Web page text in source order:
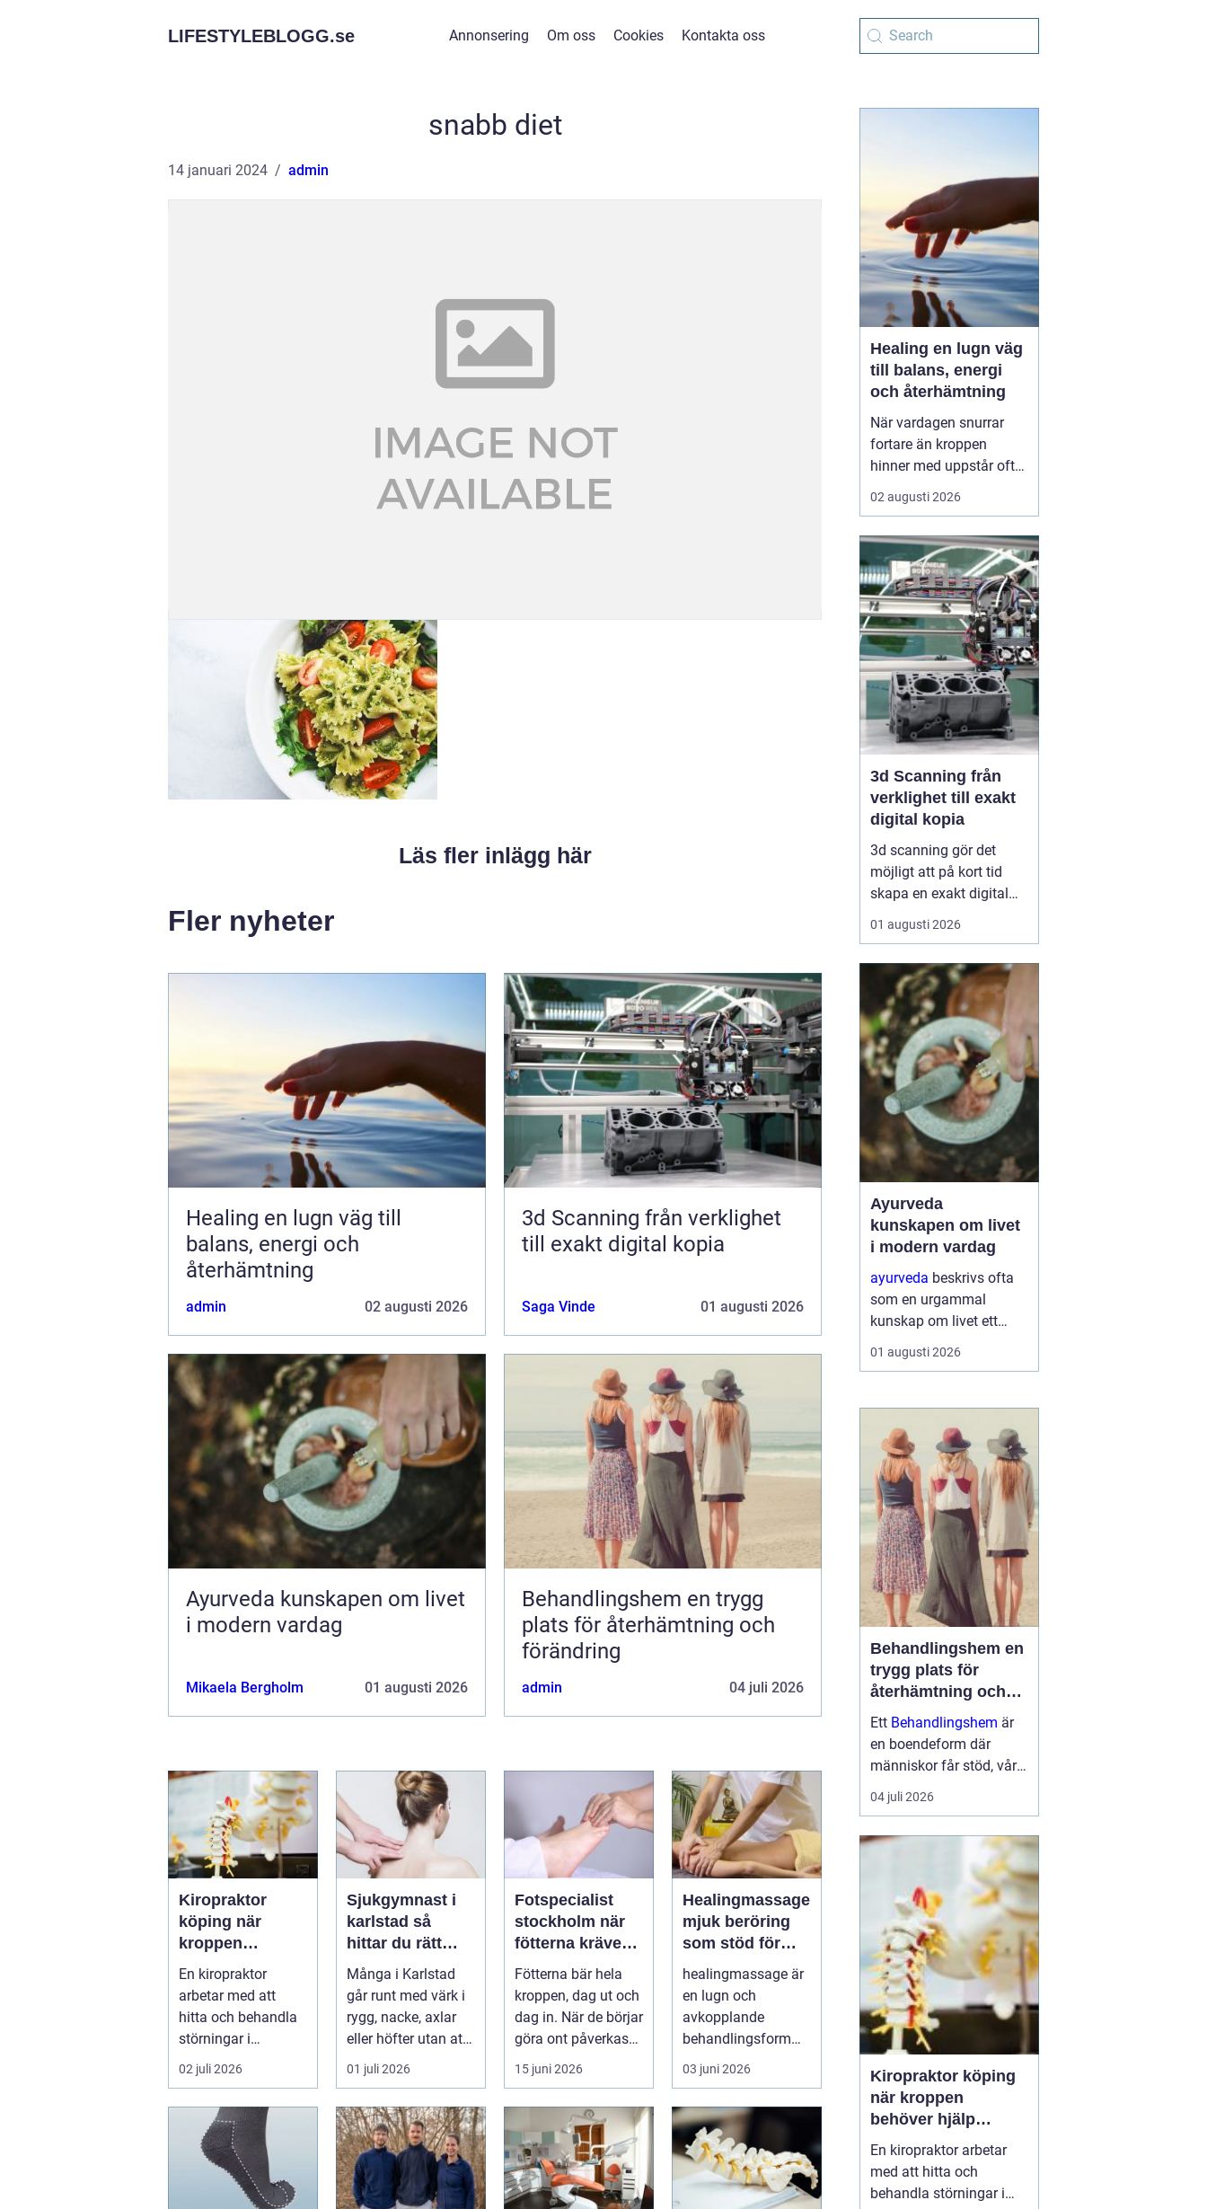
LIFESTYLEBLOGG.se Annonsering Om oss Cookies Kontakta oss
snabb diet
14 januari 2024 admin
Läs fler inlägg här
Fler nyheter
Healing en lugn väg till
balans, energi och
återhämtning
admin 02 augusti 2026
3d Scanning från verklighet
till exakt digital kopia
Saga Vinde 01 augusti 2026
Ayurveda kunskapen om livet
i modern vardag
Mikaela Bergholm 01 augusti 2026
Behandlingshem en trygg
plats för återhämtning och
förändring
admin 04 juli 2026
Kiropraktor
köping när
kroppen
behöver hjälp
tillbaka
En kiropraktor
arbetar med att
hitta och behandla
störningar i
kroppens leder,
muskler och
nervsyste...
02 juli 2026
Sjukgymnast i
karlstad så
hittar du rätt
hjälp för
kroppen
Många i Karlstad
går runt med värk i
rygg, nacke, axlar
eller höfter utan att
söka hjälp. Andra
har ...
01 juli 2026
Fotspecialist
stockholm när
fötterna kräver
mer än vanliga
sulor
Fötterna bär hela
kroppen, dag ut och
dag in. När de börjar
göra ont påverkas
mer än bara stegen
sö...
15 juni 2026
Healingmassage
mjuk beröring
som stöd för
kropp och själ
healingmassage är
en lugn och
avkopplande
behandlingsform
som förenar
klassisk massage
med energibas...
03 juni 2026
Healing en lugn väg
till balans, energi
och återhämtning
När vardagen snurrar
fortare än kroppen
hinner med uppstår ofta
spänningar, oro och
trötthet som inte går att
Många börjar då söka
efter metoder som kan
skapa lugn på djupet,
inte bara i tankarna utan
också i kroppen. I den
sökn...
02 augusti 2026
3d Scanning från
verklighet till exakt
digital kopia
3d scanning gör det
möjligt att på kort tid
skapa en exakt digital
kopia av nästan vad
som helst: en liten detalj,
eller en hel fabrik.
Tekniken används i dag
inom industri, bygg,
fastigheter, kulturarv och
infrastruktur för at...
01 augusti 2026
Ayurveda
kunskapen om livet
i modern vardag
ayurveda beskrivs ofta
som en urgammal
kunskap om livet ett
praktiskt system för
hälsa som förenar kropp,
stället för att enbart
fokusera på symptom
försöker ayurvedan
förstå varf...
01 augusti 2026
Behandlingshem en
trygg plats för
återhämtning och
förändring
Ett Behandlingshem är
en boendeform där
människor får stöd, vård
och struktur under en
period i livet när det
öppenvården inte räcker.
Målet är att skapa
trygghet, stabilitet och
förutsättni...
04 juli 2026
Kiropraktor köping
när kroppen
behöver hjälp
tillbaka
En kiropraktor arbetar
med att hitta och
behandla störningar i